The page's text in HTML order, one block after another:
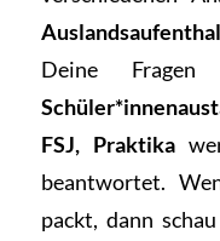
Deine
FSJ, Praktika
beantwortet.
packt, dann